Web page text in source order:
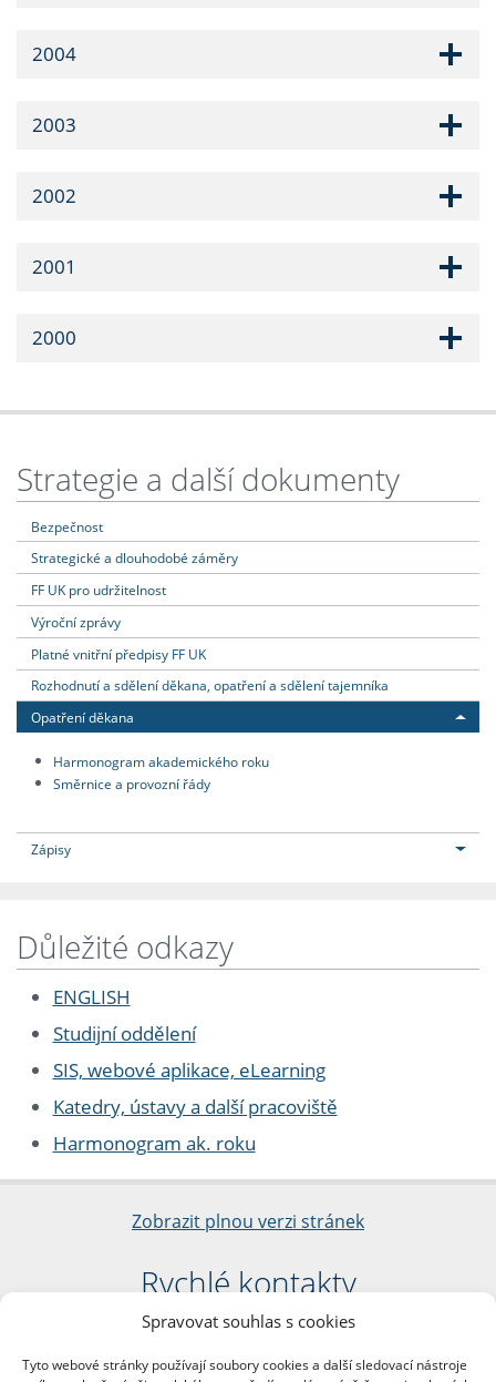
Spravovat souhlas s cookies
Tyto webové stránky používají soubory cookies a další sledovací nástroje
2004
2003
2002
2001
2000
Strategie a další dokumenty
Bezpečnost
Strategické a dlouhodobé záměry
FF UK pro udržitelnost
Výroční zprávy
Platné vnitřní předpisy FF UK
Rozhodnutí a sdělení děkana, opatření a sdělení tajemníka
Opatření děkana
Harmonogram akademického roku
Směrnice a provozní řády
Zápisy
Důležité odkazy
ENGLISH
Studijní oddělení
SIS, webové aplikace, eLearning
Katedry, ústavy a další pracoviště
Harmonogram ak. roku
Zobrazit plnou verzi stránek
Rychlé kontakty
Filozofická fakulta
nám. Jana Palacha 1/2